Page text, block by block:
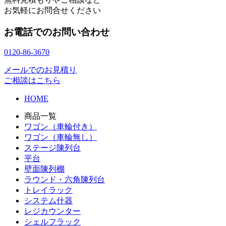
お気軽にお問合せください
お電話でのお問い合わせ
0120-86-3670
メールでのお見積り
ご相談はこちら
HOME
商品一覧
ワゴン（車輪付き）
ワゴン（車輪無し）
ステージ陳列台
平台
壁面陳列棚
ラウンド・六角陳列台
トレイラック
システム什器
レジカウンター
シェルフラック